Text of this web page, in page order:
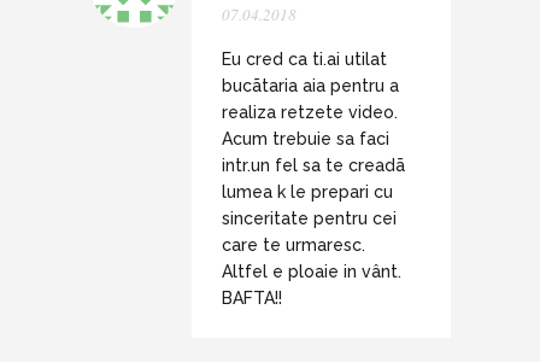
07.04.2018
Eu cred ca ti.ai utilat
bucãtaria aia pentru a
realiza retzete video.
Acum trebuie sa faci
intr.un fel sa te creadã
lumea k le prepari cu
sinceritate pentru cei
care te urmaresc.
Altfel e ploaie in vânt.
BAFTA!!